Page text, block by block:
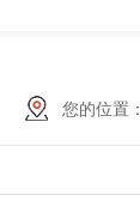
您的位置：